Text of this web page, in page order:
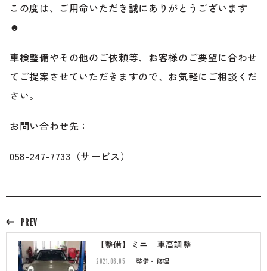
この度は、ご用命いただき誠にありがとうございます
☻
車検整備やその他のご依頼等、お客様のご要望に合わせ
てご提案させていただきますので、お気軽にご相談くだ
さい。
お問い合わせ先：
058-247-7733（サービス）
PREV
【整備】ミニ｜車高調整
2021.06.05 整備・修理